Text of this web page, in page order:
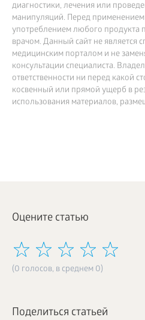
диагностики, лечения или
манипуляций. Перед
употреблением любого продукта
врачом. Данный сайт не является
медицинским порталом и не
консультации специалиста.
ответственности ни перед какой
косвенный или прямой ущерб в
использования материалов,
Оцените статью
(0 голосов, в среднем 0)
Поделиться статьей